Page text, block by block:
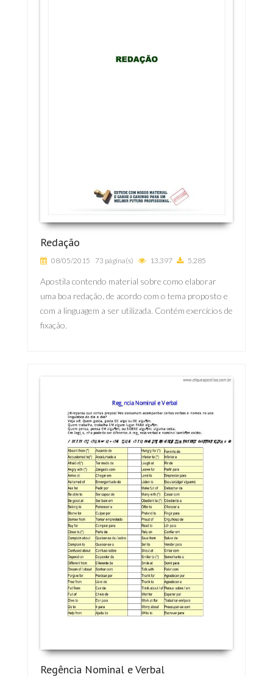
Redação
08/05/2015 73 página(s) 13.397 5.285
Apostila contendo material sobre como elaborar
uma boa redação, de acordo com o tema proposto e
com a linguagem a ser utilizada. Contém exercícios de
fixação.
Regência Nominal e Verbal